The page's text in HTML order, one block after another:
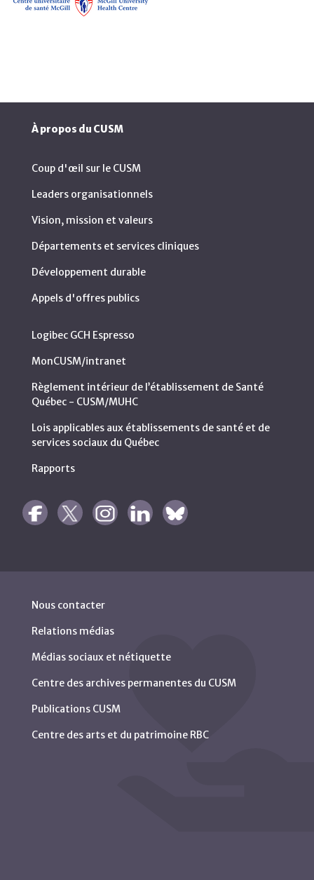
À propos du CUSM
Coup d'œil sur le CUSM
Leaders organisationnels
Vision, mission et valeurs
Départements et services cliniques
Développement durable
Appels d'offres publics
Logibec GCH Espresso
MonCUSM/intranet
Règlement intérieur de l’établissement de Santé
Québec - CUSM/MUHC
Lois applicables aux établissements de santé et de
services sociaux du Québec
Rapports
Nous contacter
Relations médias
Médias sociaux et nétiquette
Centre des archives permanentes du CUSM
Publications CUSM
Centre des arts et du patrimoine RBC